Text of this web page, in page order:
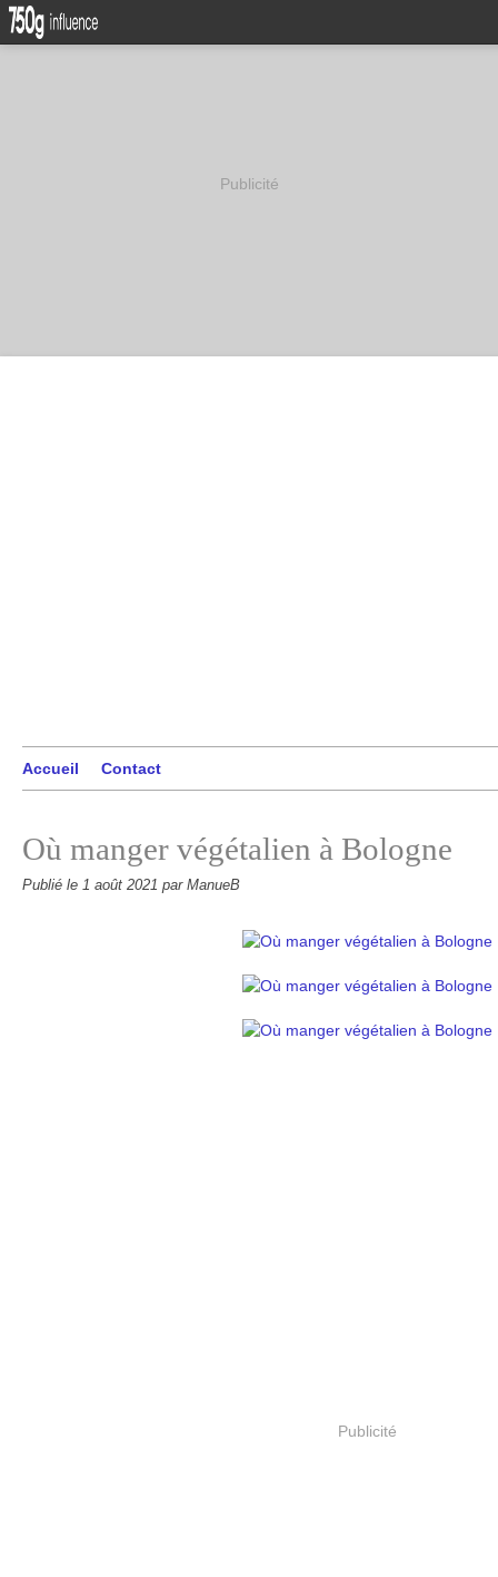
Publicité
Accueil Contact
Où manger végétalien à Bologne
Publié le 1 août 2021 par ManueB
Publicité